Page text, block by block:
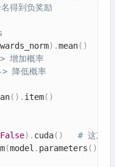
得到负奖励
) .mean( )
增加概率
降低概率
( ) . item( )
False) . cuda( )
# 这次不
(model . parameters ( )